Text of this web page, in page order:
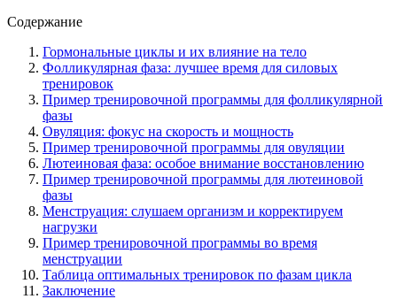
Содержание
Гормональные циклы и их влияние на тело
Фолликулярная фаза: лучшее время для силовых
тренировок
Пример тренировочной программы для фолликулярной
фазы
Овуляция: фокус на скорость и мощность
Пример тренировочной программы для овуляции
Лютеиновая фаза: особое внимание восстановлению
Пример тренировочной программы для лютеиновой
фазы
Менструация: слушаем организм и корректируем
нагрузки
Пример тренировочной программы во время
менструации
Таблица оптимальных тренировок по фазам цикла
Заключение